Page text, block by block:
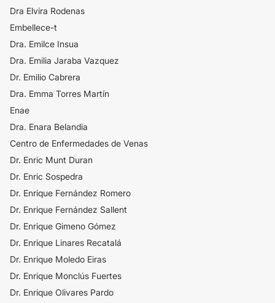
Dra Elvira Rodenas
Embellece-t
Dra. Emilce Insua
Dra. Emilia Jaraba Vazquez
Dr. Emilio Cabrera
Dra. Emma Torres Martín
Enae
Dra. Enara Belandia
Centro de Enfermedades de Venas
Dr. Enric Munt Duran
Dr. Enric Sospedra
Dr. Enrique Fernández Romero
Dr. Enrique Fernández Sallent
Dr. Enrique Gimeno Gómez
Dr. Enrique Linares Recatalá
Dr. Enrique Moledo Eiras
Dr. Enrique Monclús Fuertes
Dr. Enrique Olivares Pardo